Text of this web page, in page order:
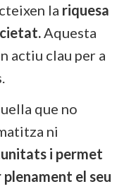
la riquesa
Aquesta
actiu clau per a
que no
ni
i permet
el seu